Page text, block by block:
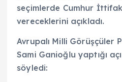
seçimlerde Cumhur
vereceklerini açıkladı.
Avrupalı Milli Görüşçüler
Sami Ganioğlu yaptığı
söyledi: